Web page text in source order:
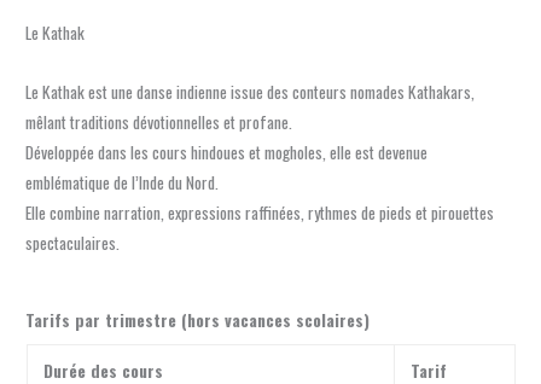
Le Kathak
Le Kathak est une danse indienne issue des conteurs nomades Kathakars,
mêlant traditions dévotionnelles et profane.
Développée dans les cours hindoues et mogholes, elle est devenue
emblématique de l’Inde du Nord.
Elle combine narration, expressions raffinées, rythmes de pieds et pirouettes
spectaculaires.
Tarifs par trimestre (hors vacances scolaires)
Durée des cours Tarif